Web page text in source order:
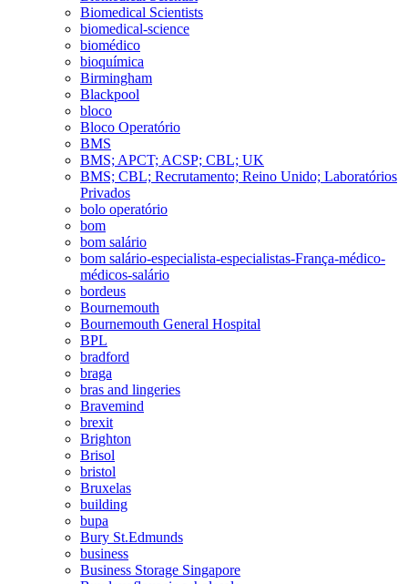
Biomedical Scientists
biomedical-science
biomédico
bioquímica
Birmingham
Blackpool
bloco
Bloco Operatório
BMS
BMS; APCT; ACSP; CBL; UK
BMS; CBL; Recrutamento; Reino Unido; Laboratórios
Privados
bolo operatório
bom
bom salário
bom salário-especialista-especialistas-França-médico-
médicos-salário
bordeus
Bournemouth
Bournemouth General Hospital
BPL
bradford
braga
bras and lingeries
Bravemind
brexit
Brighton
Brisol
bristol
Bruxelas
building
bupa
Bury St.Edmunds
business
Business Storage Singapore